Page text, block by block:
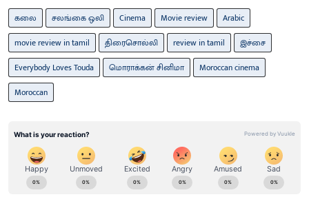
கலை சலங்கை ஒலி Cinema Movie review
Arabic
movie review in tamil
திரைசொல்லி review in tamil
இச்சை
Everybody Loves Touda
மொராக்கன் சினிமா
Moroccan cinema
Moroccan